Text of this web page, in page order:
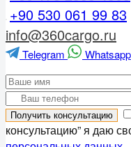
+90 530 061 99 83
info@360cargo.ru
Telegram Whatsapp
консультацию” я даю